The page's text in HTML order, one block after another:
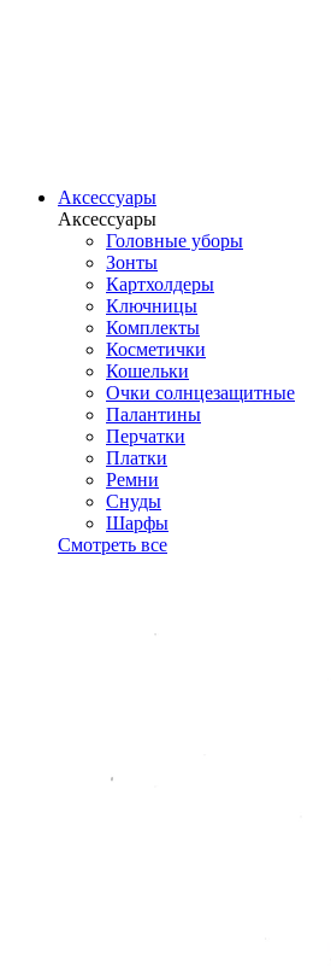
Аксессуары
Аксессуары
Головные уборы
Зонты
Картхолдеры
Ключницы
Комплекты
Косметички
Кошельки
Очки солнцезащитные
Палантины
Перчатки
Платки
Ремни
Снуды
Шарфы
Смотреть все